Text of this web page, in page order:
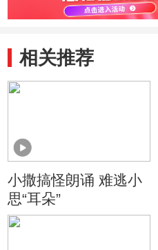
相关推荐
小撒搞怪朗诵 难逃小
思“耳朵”